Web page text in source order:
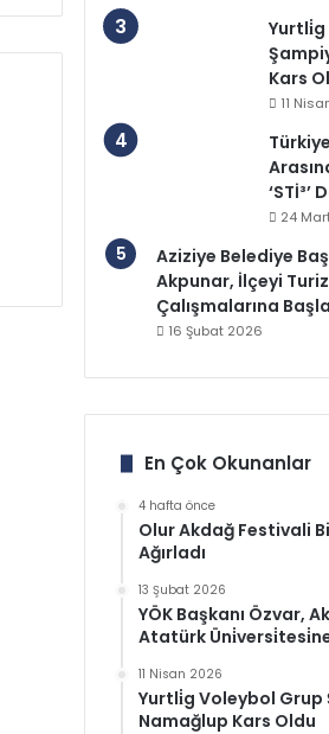
Yurtli̇g
Kars
11
‘STİ³’
24
Aziziye Belediye
Akpunar, İlçeyi
Çalışmalarına
16 Şubat 2026
En Çok Okunanlar
4 hafta önce
Olur Akdağ Festivali
Ağırladı
13 Şubat 2026
YÖK Başkanı Özvar,
Atatürk
11 Nisan 2026
Yurtli̇g Voleybol Grup
Namağlup Kars Oldu